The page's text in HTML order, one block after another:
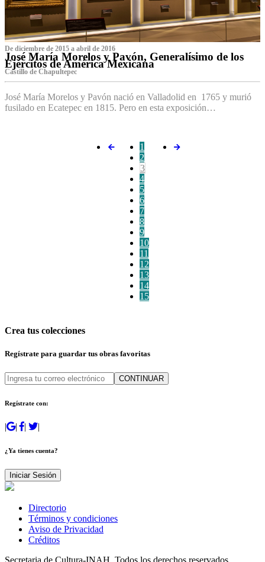
De diciembre de 2015 a abril de 2016
José María Morelos y Pavón, Generalísimo de los
Ejércitos de América Mexicana
C‌astillo de Chapultepec
José María Morelos y Pavón nació en Valladolid en 1765 y murió
fusilado en Ecatepec en 1815. Pero en esta exposición…
1
2
3
4
5
6
7
8
9
10
11
12
13
14
15
Crea tus colecciones
Regístrate para guardar tus obras favoritas
CONTINUAR
Regístrate con:
| | | |
¿Ya tienes cuenta?
Iniciar Sesión
Directorio
Términos y condiciones
Aviso de Privacidad
Créditos
Secretaria de Cultura-INAH. Todos los derechos reservados.